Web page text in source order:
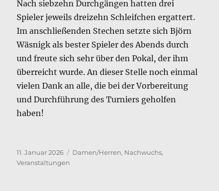
Nach siebzehn Durchgängen hatten drei
Spieler jeweils dreizehn Schleifchen ergattert.
Im anschließenden Stechen setzte sich Björn
Wäsnigk als bester Spieler des Abends durch
und freute sich sehr über den Pokal, der ihm
überreicht wurde. An dieser Stelle noch einmal
vielen Dank an alle, die bei der Vorbereitung
und Durchführung des Turniers geholfen
haben!
Veröffentlicht
am
11. Januar 2026 Kategorien
Damen/Herren, Nachwuchs,
Veranstaltungen